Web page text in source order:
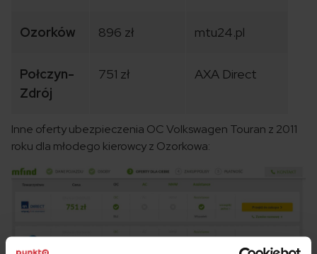
Ozorków 896 zł mtu24.pl
Połczyn-
Zdrój
751 zł AXA Direct
Inne oferty ubezpieczenia OC Volkswagen Touran z 2011
roku dla młodego kierowcy z Ozorkowa: